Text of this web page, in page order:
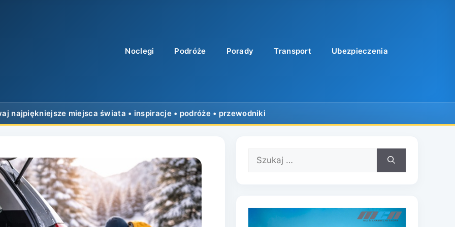
Noclegi Podróże Porady Transport Ubezpieczenia
Szukaj: